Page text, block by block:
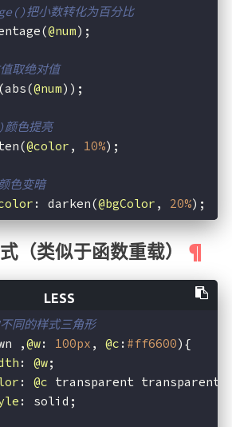
把小数转化为百分比
@num);
取绝对值
@num));
色提亮
@color , 10%);
变暗
: darken(@bgColor , 20%);
（类似于函数重载）
同的样式三角形
,@w: 100px , @c : #ff6600){
: @w;
: @c transparent transparent
: solid;